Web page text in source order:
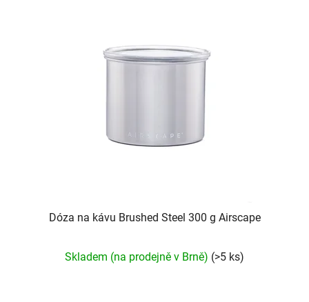
Dóza na kávu Brushed Steel 300 g Airscape
hodnocení
Skladem (na prodejně v Brně) (>5 ks)